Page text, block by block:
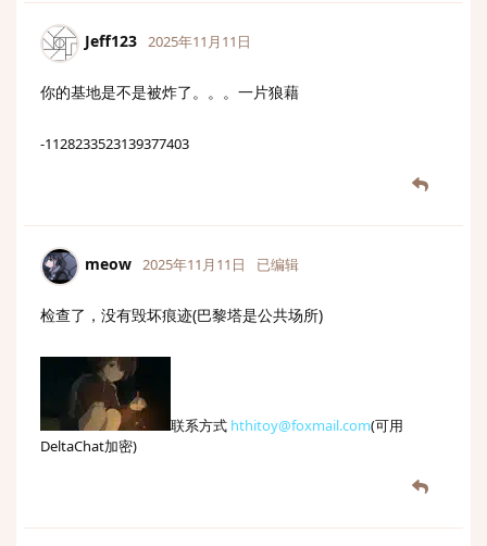
Jeff123 2025年11月11日
你的基地是不是被炸了。。。一片狼藉
-1128233523139377403
meow 2025年11月11日 已编辑
检查了，没有毁坏痕迹(巴黎塔是公共场所)
联系方式 hthitoy@foxmail.com(可用
DeltaChat加密)